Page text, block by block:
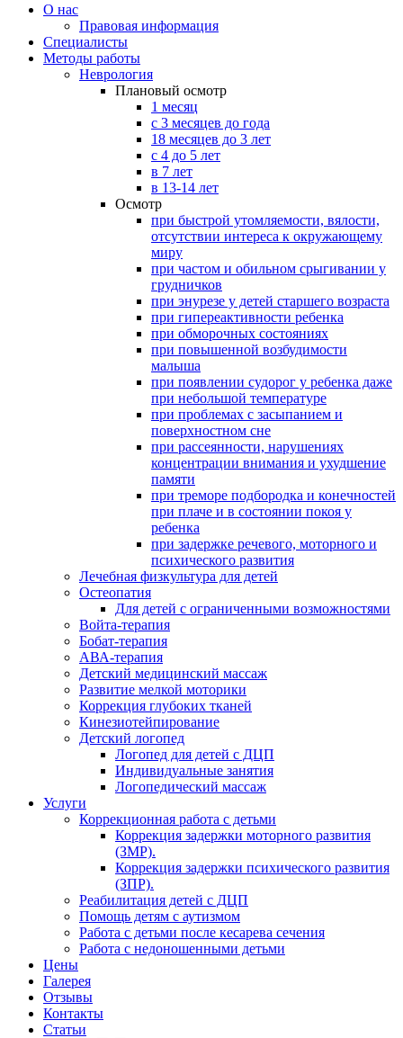
О нас
Правовая информация
Специалисты
Методы работы
Неврология
Плановый осмотр
1 месяц
с 3 месяцев до года
18 месяцев до 3 лет
с 4 до 5 лет
в 7 лет
в 13-14 лет
Осмотр
при быстрой утомляемости, вялости,
отсутствии интереса к окружающему
миру
при частом и обильном срыгивании у
грудничков
при энурезе у детей старшего возраста
при гипереактивности ребенка
при обморочных состояниях
при повышенной возбудимости
малыша
при появлении судорог у ребенка даже
при небольшой температуре
при проблемах с засыпанием и
поверхностном сне
при рассеянности, нарушениях
концентрации внимания и ухудшение
памяти
при треморе подбородка и конечностей
при плаче и в состоянии покоя у
ребенка
при задержке речевого, моторного и
психического развития
Лечебная физкультура для детей
Остеопатия
Для детей с ограниченными возможностями
Войта-терапия
Бобат-терапия
АВА-терапия
Детский медицинский массаж
Развитие мелкой моторики
Коррекция глубоких тканей
Кинезиотейпирование
Детский логопед
Логопед для детей с ДЦП
Индивидуальные занятия
Логопедический массаж
Услуги
Коррекционная работа с детьми
Коррекция задержки моторного развития
(ЗМР).
Коррекция задержки психического развития
(ЗПР).
Реабилитация детей с ДЦП
Помощь детям с аутизмом
Работа с детьми после кесарева сечения
Работа с недоношенными детьми
Цены
Галерея
Отзывы
Контакты
Статьи